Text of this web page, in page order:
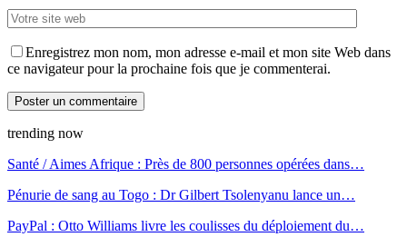
Enregistrez mon nom, mon adresse e-mail et mon site Web dans
ce navigateur pour la prochaine fois que je commenterai.
trending now
Santé / Aimes Afrique : Près de 800 personnes opérées dans…
Pénurie de sang au Togo : Dr Gilbert Tsolenyanu lance un…
PayPal : Otto Williams livre les coulisses du déploiement du…